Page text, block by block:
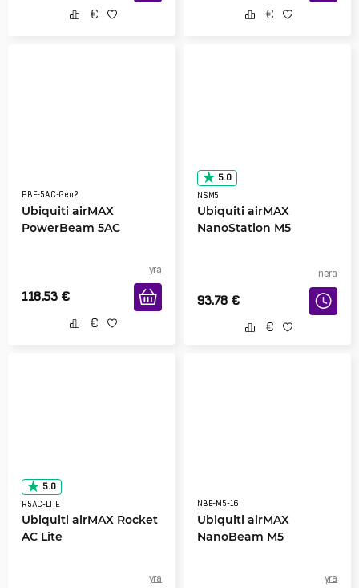
PBE-5AC-Gen2
Ubiquiti airMAX
PowerBeam 5AC
yra
118.53 €
5.0
NSM5
Ubiquiti airMAX
NanoStation M5
nėra
93.78 €
5.0
R5AC-LITE
Ubiquiti airMAX Rocket
AC Lite
yra
NBE-M5-16
Ubiquiti airMAX
NanoBeam M5
yra